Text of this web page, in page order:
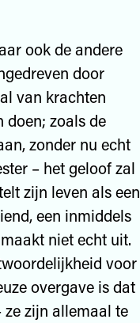
ook de andere
door
van krachten
doen; zoals de
zonder nu echt
– het geloof zal
zijn leven als een
een inmiddels
niet echt uit.
voor
overgave is dat
zijn allemaal te